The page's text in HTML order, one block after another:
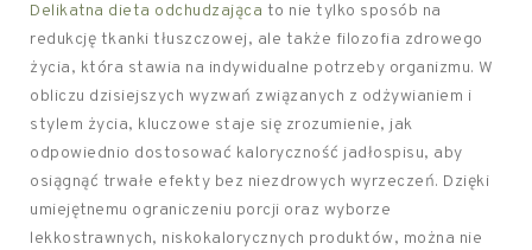
Delikatna dieta odchudzająca to nie tylko sposób na
redukcję tkanki tłuszczowej, ale także filozofia zdrowego
życia, która stawia na indywidualne potrzeby organizmu. W
obliczu dzisiejszych wyzwań związanych z odżywianiem i
stylem życia, kluczowe staje się zrozumienie, jak
odpowiednio dostosować kaloryczność jadłospisu, aby
osiągnąć trwałe efekty bez niezdrowych wyrzeczeń. Dzięki
umiejętnemu ograniczeniu porcji oraz wyborze
lekkostrawnych, niskokalorycznych produktów, można nie